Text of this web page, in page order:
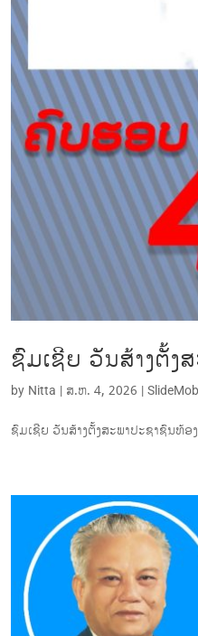
ຊົມເຊີຍ ວັນສ້າງຕັ້ງ
by Nitta | ສ.ຫ. 4, 2026 |
ຊົມເຊີຍ ວັນສ້າງຕັ້ງສະພາປະຊາຊົນທ້